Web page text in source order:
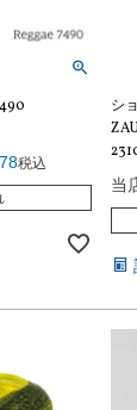
税込
シ
当